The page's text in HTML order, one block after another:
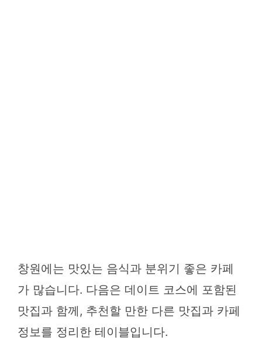
창원에는 맛있는 음식과 분위기 좋은 카페
가 많습니다. 다음은 데이트 코스에 포함된
맛집과 함께, 추천할 만한 다른 맛집과 카페
정보를 정리한 테이블입니다.